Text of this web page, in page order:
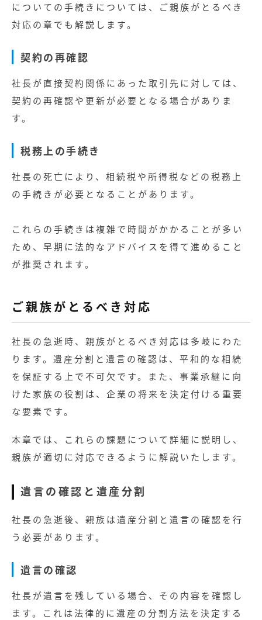
についての手続きについては、ご親族がとるべき
対応の章でも解説します。
契約の再確認
社長が直接契約関係にあった取引先に対しては、
契約の再確認や更新が必要となる場合がありま
す。
税務上の手続き
社長の死亡により、相続税や所得税などの税務上
の手続きが必要となることがあります。
これらの手続きは複雑で時間がかかることが多い
ため、早期に法的なアドバイスを得て進めること
が推奨されます。
ご親族がとるべき対応
社長の急逝時、親族がとるべき対応は多岐にわた
ります。遺産分割と遺言の確認は、平和的な相続
を保証する上で不可欠です。また、事業承継に向
けた家族の役割は、企業の将来を決定付ける重要
な要素です。
本章では、これらの課題について詳細に説明し、
親族が適切に対応できるように解説いたします。
遺言の確認と遺産分割
社長の急逝後、親族は遺産分割と遺言の確認を行
う必要があります。
遺言の確認
社長が遺言を残している場合、その内容を確認し
ます。これは法律的に遺産の分割方法を決定する